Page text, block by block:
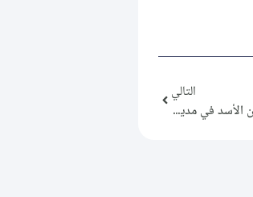
التالي
حملة في توادّهم، تقيم مأدبة إفطار للناجين والناجيات من سجون الأسد في مدينة عفرين ضمن حملة “في توادّهم”.